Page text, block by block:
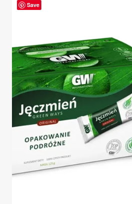
Save